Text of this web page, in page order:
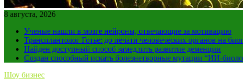
8 августа, 2026
Ученые нашли в мозге нейроны, отвечающие за мотивацию
Трансплантолог Готье: до печати человеческих органов на
Найден доступный способ замедлить развитие деменции
Создан способный искать болезнетворные мутации “ИИ-
Шоу бизнес